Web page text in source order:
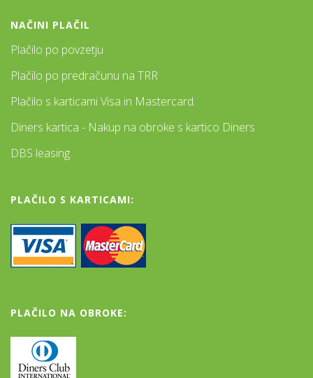
NAČINI PLAČIL
Plačilo po povzetju
Plačilo po predračunu na TRR
Plačilo s karticami Visa in Mastercard.
Diners kartica - Nakup na obroke s kartico Diners
DBS leasing
PLAČILO S KARTICAMI:
PLAČILO NA OBROKE: